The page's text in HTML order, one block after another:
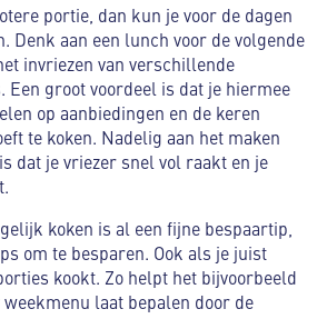
portie, dan kun je voor de dagen
Denk aan een lunch voor de volgende
invriezen van verschillende
Een groot voordeel is dat je hiermee
op aanbiedingen en de keren
te koken. Nadelig aan het maken
dat je vriezer snel vol raakt en je
koken is al een fijne bespaartip,
om te besparen. Ook als je juist
kookt. Zo helpt het bijvoorbeeld
laat bepalen door de